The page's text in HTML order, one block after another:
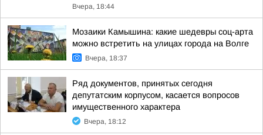
Вчера, 18:44
Мозаики Камышина: какие шедевры соц-арта
можно встретить на улицах города на Волге
Вчера, 18:37
Ряд документов, принятых сегодня
депутатским корпусом, касается вопросов
имущественного характера
Вчера, 18:12